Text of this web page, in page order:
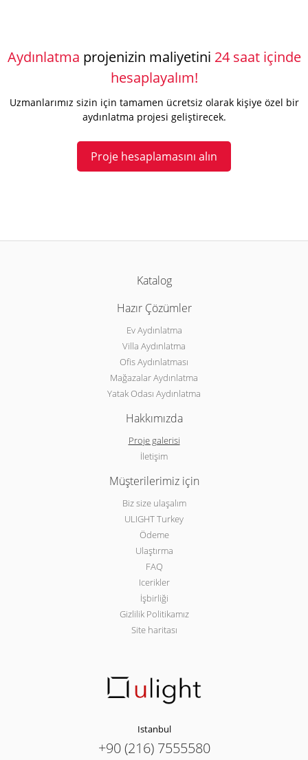
Aydınlatma projenizin maliyetini 24 saat içinde
hesaplayalım!
Uzmanlarımız sizin için tamamen ücretsiz olarak kişiye özel bir
aydınlatma projesi geliştirecek.
Proje hesaplamasını alın
Katalog
Hazır Çözümler
Ev Aydınlatma
Villa Aydınlatma
Ofis Aydınlatması
Mağazalar Aydınlatma
Yatak Odası Aydınlatma
Hakkımızda
Proje galerisi
İletişim
Müşterilerimiz için
Biz size ulaşalım
ULIGHT Turkey
Ödeme
Ulaştırma
FAQ
Icerikler
İşbirliği
Gizlilik Politikamız
Site haritası
Istanbul
+90 (216) 7555580